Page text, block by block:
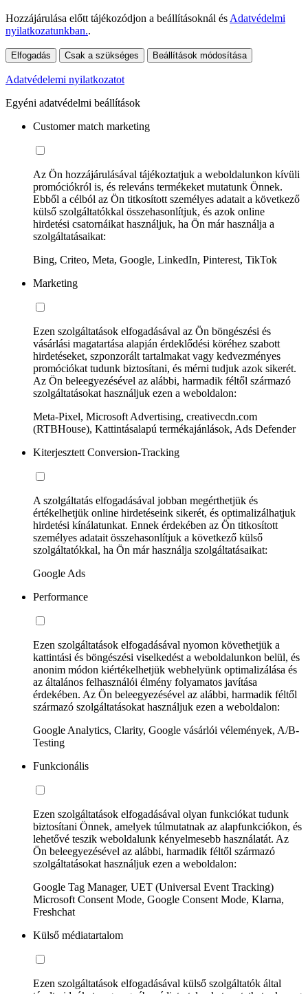
Hozzájárulása előtt tájékozódjon a beállításoknál és Adatvédelmi
nyilatkozatunkban..
Elfogadás Csak a szükséges Beállítások módosítása
Adatvédelemi nyilatkozatot
Egyéni adatvédelmi beállítások
Customer match marketing
Az Ön hozzájárulásával tájékoztatjuk a weboldalunkon kívüli
promóciókról is, és releváns termékeket mutatunk Önnek.
Ebből a célból az Ön titkosított személyes adatait a következő
külső szolgáltatókkal összehasonlítjuk, és azok online
hirdetési csatornáikat használjuk, ha Ön már használja a
szolgáltatásaikat:
Bing, Criteo, Meta, Google, LinkedIn, Pinterest, TikTok
Marketing
Ezen szolgáltatások elfogadásával az Ön böngészési és
vásárlási magatartása alapján érdeklődési köréhez szabott
hirdetéseket, szponzorált tartalmakat vagy kedvezményes
promóciókat tudunk biztosítani, és mérni tudjuk azok sikerét.
Az Ön beleegyezésével az alábbi, harmadik féltől származó
szolgáltatásokat használjuk ezen a weboldalon:
Meta-Pixel, Microsoft Advertising, creativecdn.com
(RTBHouse), Kattintásalapú termékajánlások, Ads Defender
Kiterjesztett Conversion-Tracking
A szolgáltatás elfogadásával jobban megérthetjük és
értékelhetjük online hirdetéseink sikerét, és optimalizálhatjuk
hirdetési kínálatunkat. Ennek érdekében az Ön titkosított
személyes adatait összehasonlítjuk a következő külső
szolgáltatókkal, ha Ön már használja szolgáltatásaikat:
Google Ads
Performance
Ezen szolgáltatások elfogadásával nyomon követhetjük a
kattintási és böngészési viselkedést a weboldalunkon belül, és
anonim módon kiértékelhetjük webhelyünk optimalizálása és
az általános felhasználói élmény folyamatos javítása
érdekében. Az Ön beleegyezésével az alábbi, harmadik féltől
származó szolgáltatásokat használjuk ezen a weboldalon:
Google Analytics, Clarity, Google vásárlói vélemények, A/B-
Testing
Funkcionális
Ezen szolgáltatások elfogadásával olyan funkciókat tudunk
biztosítani Önnek, amelyek túlmutatnak az alapfunkciókon, és
lehetővé teszik weboldalunk kényelmesebb használatát. Az
Ön beleegyezésével az alábbi, harmadik féltől származó
szolgáltatásokat használjuk ezen a weboldalon:
Google Tag Manager, UET (Universal Event Tracking)
Microsoft Consent Mode, Google Consent Mode, Klarna,
Freshchat
Külső médiatartalom
Ezen szolgáltatások elfogadásával külső szolgáltatók által